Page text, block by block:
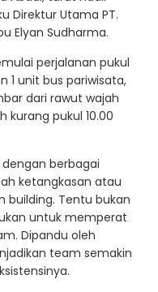
Direktur Utama PT.
Elyan Sudharma.
perjalanan pukul
1 unit bus pariwisata,
dari rawut wajah
kurang pukul 10.00
dengan berbagai
ketangkasan atau
building. Tentu bukan
untuk memperat
Dipandu oleh
team semakin